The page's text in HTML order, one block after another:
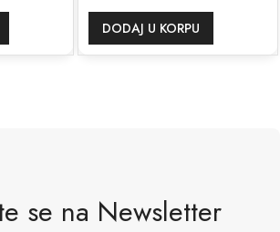
DODAJ U KORPU
se na Newsletter